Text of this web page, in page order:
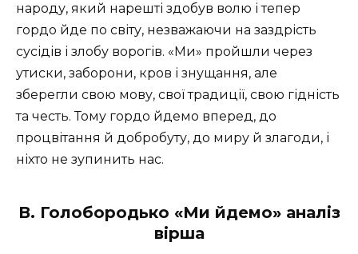
народу, який нарешті здобув волю і тепер
гордо йде по світу, незважаючи на заздрість
сусідів і злобу ворогів. «Ми» пройшли через
утиски, заборони, кров і знущання, але
зберегли свою мову, свої традиції, свою гідність
та честь. Тому гордо йдемо вперед, до
процвітання й добробуту, до миру й злагоди, і
ніхто не зупинить нас.
В. Голобородько «Ми йдемо» аналіз
вірша